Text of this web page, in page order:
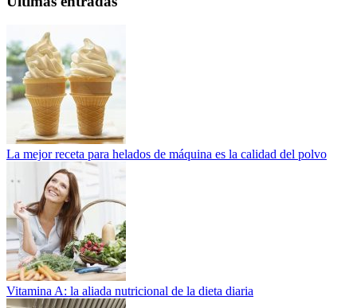
La mejor receta para helados de máquina es la calidad del polvo
Vitamina A: la aliada nutricional de la dieta diaria